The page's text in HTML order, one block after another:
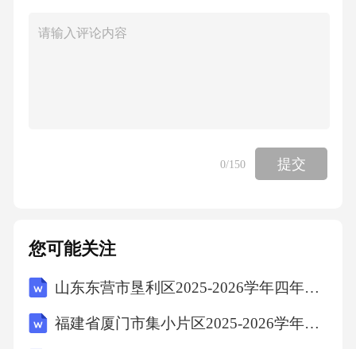
耗氧量，常用美托洛尔、比索洛尔，禁用于急
鼻导管吸氧鼻导管吸氧：适用于轻度至中度低
症。-氧流量：4-6L/min。无创正压通气无创正
压通气（NIV）：适应症为急性肺水肿、呼吸衰
面部压疮。3.3体位管理
0/150 提交
您可能关注
山东东营市垦利区2025-2026学年四年级下学期期末语文试题（文字版含答案）
福建省厦门市集小片区2025-2026学年四年级上学期期末语文试题（文字版含答案）